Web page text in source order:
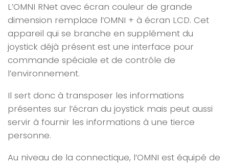
L’OMNI RNet avec écran couleur de grande
dimension remplace l’OMNI + à écran LCD. Cet
appareil qui se branche en supplément du
joystick déjà présent est une interface pour
commande spéciale et de contrôle de
l’environnement.
Il sert donc à transposer les informations
présentes sur l’écran du joystick mais peut aussi
servir à fournir les informations à une tierce
personne.
Au niveau de la connectique, l’OMNI est équipé de